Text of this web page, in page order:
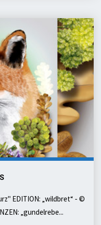
EDITION: „wildbret“ - ©
„gundelrebe...